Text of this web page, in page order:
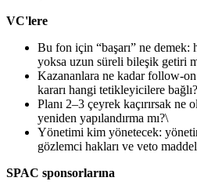
VC'lere
Bu fon için “başarı” ne demek:
yoksa uzun süreli bileşik getiri
Kazananlara ne kadar follow-
kararı hangi tetikleyicilere
Planı 2–3 çeyrek kaçırırsak ne
yeniden yapılandırma mı?\
Yönetimi kim yönetecek:
gözlemci hakları ve veto
SPAC sponsorlarına